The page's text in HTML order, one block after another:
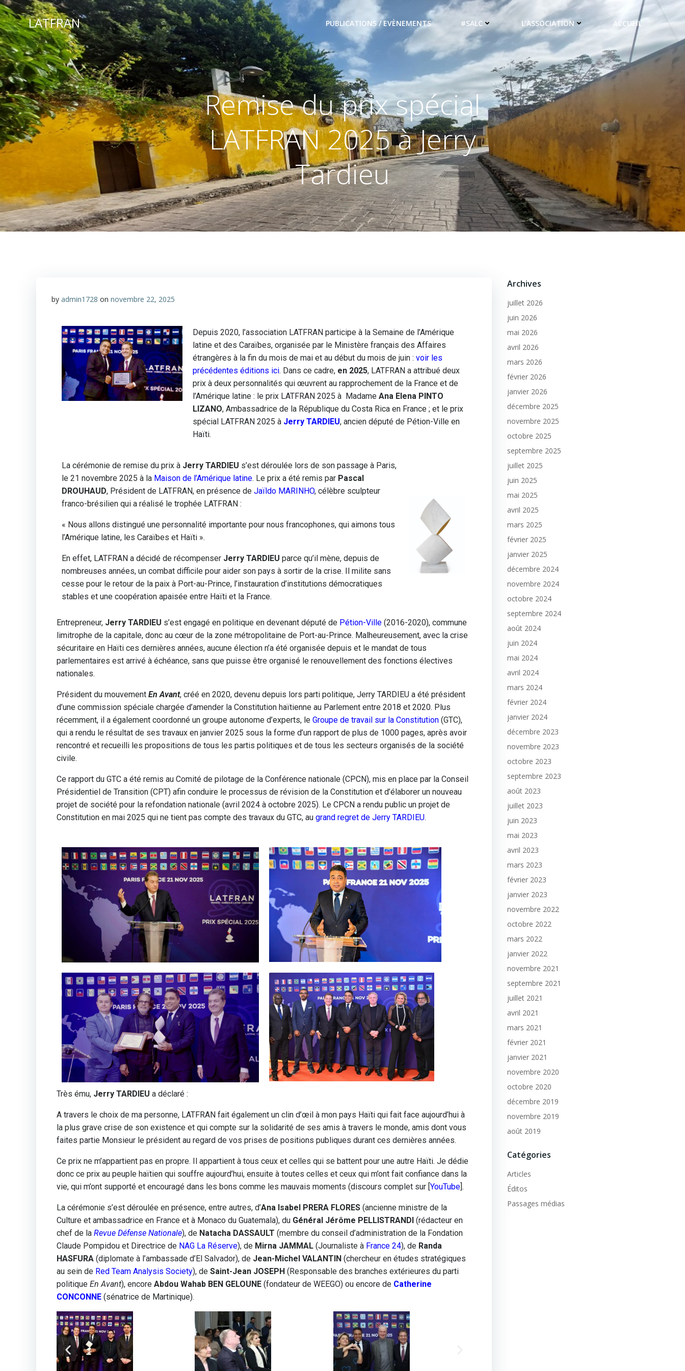
LATFRAN PUBLICATIONS / EVÈNEMENTS #SALC L’ASSOCIATION ACCUEIL
Remise du prix spécial
LATFRAN 2025 à Jerry
Tardieu
by admin1728 on novembre 22, 2025
Depuis 2020, l’association LATFRAN participe à la Semaine de l’Amérique
latine et des Caraïbes, organisée par le Ministère français des Affaires
étrangères à la fin du mois de mai et au début du mois de juin : voir les
précédentes éditions ici. Dans ce cadre, en 2025, LATFRAN a attribué deux
prix à deux personnalités qui œuvrent au rapprochement de la France et de
l’Amérique latine : le prix LATFRAN 2025 à Madame Ana Elena PINTO
LIZANO, Ambassadrice de la République du Costa Rica en France ; et le prix
spécial LATFRAN 2025 à Jerry TARDIEU, ancien député de Pétion-Ville en
Haïti.
La cérémonie de remise du prix à Jerry TARDIEU s’est déroulée lors de son passage à Paris,
le 21 novembre 2025 à la Maison de l’Amérique latine. Le prix a été remis par Pascal
DROUHAUD, Président de LATFRAN, en présence de Jaïldo MARINHO, célèbre sculpteur
franco-brésilien qui a réalisé le trophée LATFRAN :
« Nous allons distingué une personnalité importante pour nous francophones, qui aimons tous
l’Amérique latine, les Caraïbes et Haïti ».
En effet, LATFRAN a décidé de récompenser Jerry TARDIEU parce qu’il mène, depuis de
nombreuses années, un combat difficile pour aider son pays à sortir de la crise. Il milite sans
cesse pour le retour de la paix à Port-au-Prince, l’instauration d’institutions démocratiques
stables et une coopération apaisée entre Haïti et la France.
Entrepreneur, Jerry TARDIEU s’est engagé en politique en devenant député de Pétion-Ville (2016-2020), commune
limitrophe de la capitale, donc au cœur de la zone métropolitaine de Port-au-Prince. Malheureusement, avec la crise
sécuritaire en Haïti ces dernières années, aucune élection n’a été organisée depuis et le mandat de tous
parlementaires est arrivé à échéance, sans que puisse être organisé le renouvellement des fonctions électives
nationales.
Président du mouvement En Avant, créé en 2020, devenu depuis lors parti politique, Jerry TARDIEU a été président
d’une commission spéciale chargée d’amender la Constitution haïtienne au Parlement entre 2018 et 2020. Plus
récemment, il a également coordonné un groupe autonome d’experts, le Groupe de travail sur la Constitution (GTC),
qui a rendu le résultat de ses travaux en janvier 2025 sous la forme d’un rapport de plus de 1000 pages, après avoir
rencontré et recueilli les propositions de tous les partis politiques et de tous les secteurs organisés de la société
civile.
Ce rapport du GTC a été remis au Comité de pilotage de la Conférence nationale (CPCN), mis en place par la Conseil
Présidentiel de Transition (CPT) afin conduire le processus de révision de la Constitution et d’élaborer un nouveau
projet de société pour la refondation nationale (avril 2024 à octobre 2025). Le CPCN a rendu public un projet de
Constitution en mai 2025 qui ne tient pas compte des travaux du GTC, au grand regret de Jerry TARDIEU.
Très ému, Jerry TARDIEU a déclaré :
A travers le choix de ma personne, LATFRAN fait également un clin d’œil à mon pays Haïti qui fait face aujourd’hui à
la plus grave crise de son existence et qui compte sur la solidarité de ses amis à travers le monde, amis dont vous
faites partie Monsieur le président au regard de vos prises de positions publiques durant ces dernières années.
Ce prix ne m’appartient pas en propre. Il appartient à tous ceux et celles qui se battent pour une autre Haïti. Je dédie
donc ce prix au peuple haïtien qui souffre aujourd’hui, ensuite à toutes celles et ceux qui m’ont fait confiance dans la
vie, qui m’ont supporté et encouragé dans les bons comme les mauvais moments (discours complet sur [ YouTube ].
La cérémonie s’est déroulée en présence, entre autres, d’Ana Isabel PRERA FLORES (ancienne ministre de la
Culture et ambassadrice en France et à Monaco du Guatemala), du Général Jérôme PELLISTRANDI (rédacteur en
chef de la Revue Défense Nationale), de Natacha DASSAULT (membre du conseil d’administration de la Fondation
Claude Pompidou et Directrice de NAG La Réserve), de Mirna JAMMAL (Journaliste à France 24), de Randa
HASFURA (diplomate à l’ambassade d’El Salvador), de Jean-Michel VALANTIN (chercheur en études stratégiques
au sein de Red Team Analysis Society), de Saint-Jean JOSEPH (Responsable des branches extérieures du parti
politique En Avant), encore Abdou Wahab BEN GELOUNE (fondateur de WEEGO) ou encore de Catherine
CONCONNE (sénatrice de Martinique).
Archives
juillet 2026
juin 2026
mai 2026
avril 2026
mars 2026
février 2026
janvier 2026
décembre 2025
novembre 2025
octobre 2025
septembre 2025
juillet 2025
juin 2025
mai 2025
avril 2025
mars 2025
février 2025
janvier 2025
décembre 2024
novembre 2024
octobre 2024
septembre 2024
août 2024
juin 2024
mai 2024
avril 2024
mars 2024
février 2024
janvier 2024
décembre 2023
novembre 2023
octobre 2023
septembre 2023
août 2023
juillet 2023
juin 2023
mai 2023
avril 2023
mars 2023
février 2023
janvier 2023
novembre 2022
octobre 2022
mars 2022
janvier 2022
novembre 2021
septembre 2021
juillet 2021
avril 2021
mars 2021
février 2021
janvier 2021
novembre 2020
octobre 2020
décembre 2019
novembre 2019
août 2019
Catégories
Articles
Éditos
Passages médias